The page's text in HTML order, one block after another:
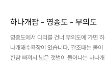
하나개팜 - 영종도 - 무의도
영종도에서 다리를 건너 무의도에 가면 하
나개해수욕장이 있습니다. 간조때는 물이
한참 빠져서 넓은 갯벌이 들어나는 하나개